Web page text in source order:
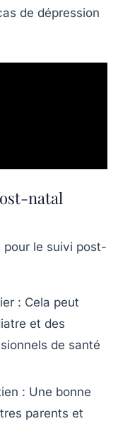
de dépression
natal
pour le suivi post-
: Cela peut
et des
de santé
: Une bonne
parents et